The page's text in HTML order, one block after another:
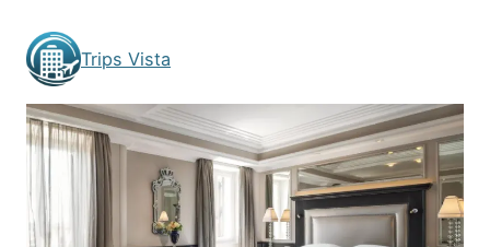
content
Trips Vista